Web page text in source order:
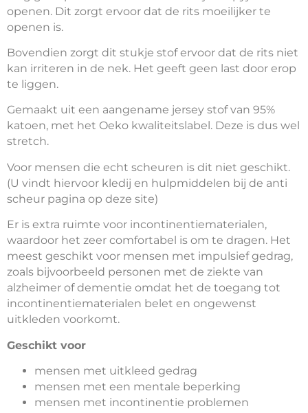
openen. Dit zorgt ervoor dat de rits moeilijker te
openen is.
Bovendien zorgt dit stukje stof ervoor dat de rits niet
kan irriteren in de nek. Het geeft geen last door erop
te liggen.
Gemaakt uit een aangename jersey stof van 95%
katoen, met het Oeko kwaliteitslabel. Deze is dus wel
stretch.
Voor mensen die echt scheuren is dit niet geschikt.
(U vindt hiervoor kledij en hulpmiddelen bij de anti
scheur pagina op deze site)
Er is extra ruimte voor incontinentiematerialen,
waardoor het zeer comfortabel is om te dragen. Het
meest geschikt voor mensen met impulsief gedrag,
zoals bijvoorbeeld personen met de ziekte van
alzheimer of dementie omdat het de toegang tot
incontinentiematerialen belet en ongewenst
uitkleden voorkomt.
Geschikt voor
mensen met uitkleed gedrag
mensen met een mentale beperking
mensen met incontinentie problemen